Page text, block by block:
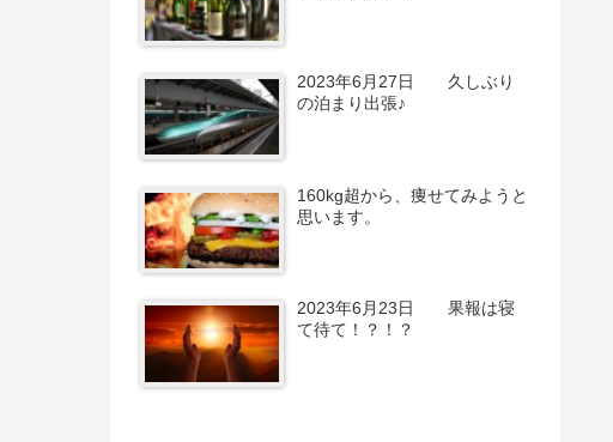
2023年6月27日 久しぶり
の泊まり出張♪
160kg超から、痩せてみようと
思います。
2023年6月23日 果報は寝
て待て！？！？